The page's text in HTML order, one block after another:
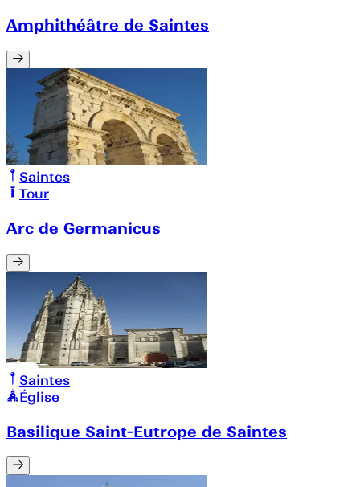
Amphithéâtre de Saintes
Saintes
Tour
Arc de Germanicus
Saintes
Église
Basilique Saint-Eutrope de Saintes